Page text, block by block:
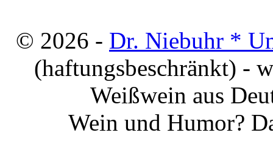
© 2026 - Dr. Niebuhr *
(haftungsbeschränkt) -
Weißwein aus
Wein und Humor?